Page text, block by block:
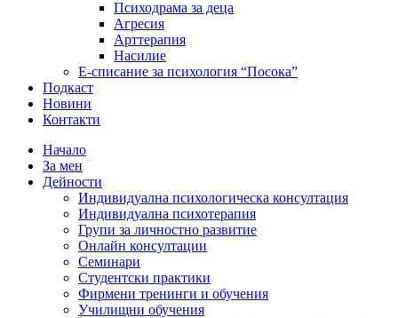
Психодрама за деца
Агресия
Арттерапия
Насилие
Е-списание за психология “Посока”
Подкаст
Новини
Контакти
Начало
За мен
Дейности
Индивидуална психологическа консултация
Индивидуална психотерапия
Групи за личностно развитие
Онлайн консултации
Семинари
Студентски практики
Фирмени тренинги и обучения
Училищни обучения